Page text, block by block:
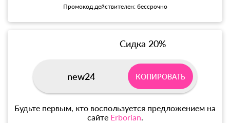
Промокод действителен: бессрочно
Сидка 20%
new24 КОПИРОВАТЬ
Будьте первым, кто воспользуется предложением на
сайте Erborian.